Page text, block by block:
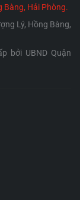
Bàng, Hải Phòng.
Lý, Hồng Bàng,
bởi UBND Quận